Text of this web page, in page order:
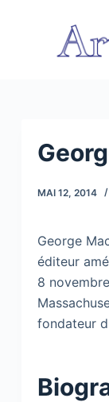
MAI 12, 2014
George
éditeur
8
fondateur